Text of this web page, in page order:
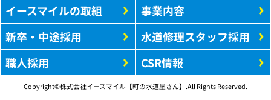
イースマイルの取組
新卒・中途採用
職人採用
事業内容
水道修理スタッフ採用
CSR情報
Copyright©株式会社イースマイル【町の水道屋さん】.All Rights Reserved.